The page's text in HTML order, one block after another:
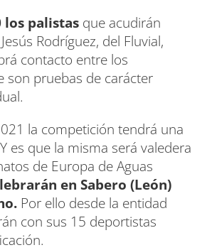
los palistas que acudirán
Rodríguez, del Fluvial,
contacto entre los
son pruebas de carácter
la competición tendrá una
es que la misma será valedera
de Europa de Aguas
en Sabero (León)
Por ello desde la entidad
con sus 15 deportistas